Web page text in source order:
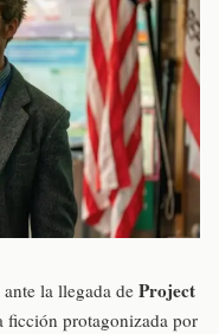
la llegada de Project
ficción protagonizada por